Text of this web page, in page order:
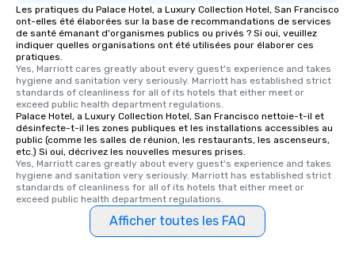
at a typical corporate
a way to try some of
in the city and dive
selected dishes are
high standards to
from Day to Night
group experience,
business hours or
after work, we can
you to provide
You Like Along with
Les pratiques du Palace Hotel, a Luxury Collection Hotel, San Francisco
ont-elles été élaborées sur la base de recommandations de services
de santé émanant d'organismes publics ou privés ? Si oui, veuillez
indiquer quelles organisations ont été utilisées pour élaborer ces
pratiques.
Yes, Marriott cares greatly about every guest's experience and takes
hygiene and sanitation very seriously. Marriott has established strict
standards of cleanliness for all of its hotels that either meet or
exceed public health department regulations.
Palace Hotel, a Luxury Collection Hotel, San Francisco nettoie-t-il et
désinfecte-t-il les zones publiques et les installations accessibles au
public (comme les salles de réunion, les restaurants, les ascenseurs,
etc.) Si oui, décrivez les nouvelles mesures prises.
Yes, Marriott cares greatly about every guest's experience and takes
hygiene and sanitation very seriously. Marriott has established strict
standards of cleanliness for all of its hotels that either meet or
exceed public health department regulations.
Afficher toutes les FAQ